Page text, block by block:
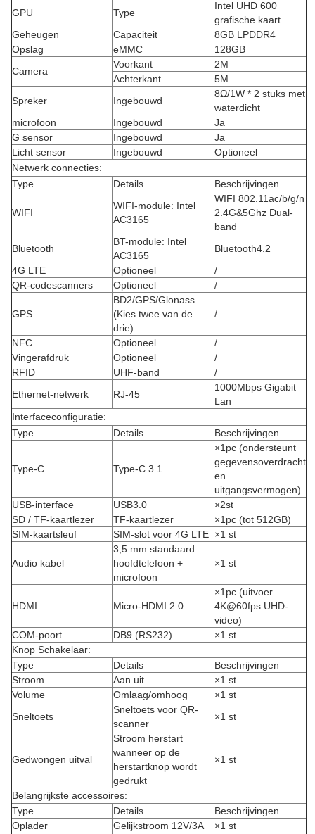
GPU Type
Intel UHD 600
grafische kaart
Geheugen
Capaciteit
8GB LPDDR4
Opslag
eMMC
128GB
Camera
Voorkant
2M
Achterkant
5M
Spreker
Ingebouwd
8Ω/1W * 2 stuks met
waterdicht
microfoon
Ingebouwd
Ja
G sensor
Ingebouwd
Ja
Licht sensor
Ingebouwd
Optioneel
Netwerk connecties:
Type
Details Beschrijvingen
WIFI
WIFI-module: Intel
AC3165
WIFI 802.11ac/b/g/n
2.4G&5Ghz Dual-
band
Bluetooth
BT-module: Intel
AC3165
Bluetooth4.2
4G LTE
Optioneel
/
QR-codescanners
Optioneel /
GPS
BD2/GPS/Glonass
(Kies twee van de
drie)
/
NFC Optioneel
/
Vingerafdruk
Optioneel
/
RFID
UHF-band
/
Ethernet-netwerk
RJ-45
1000Mbps Gigabit
Lan
Interfaceconfiguratie:
Type
Details Beschrijvingen
Type-C Type-C 3.1
×1pc (ondersteunt
gegevensoverdracht
en
uitgangsvermogen)
USB-interface
USB3.0
×2st
SD / TF-kaartlezer
TF-kaartlezer
×1pc (tot 512GB)
SIM-kaartsleuf
SIM-slot voor 4G LTE ×1 st
Audio kabel
3,5 mm standaard
hoofdtelefoon +
microfoon
×1 st
HDMI Micro-HDMI 2.0
×1pc (uitvoer
4K@60fps UHD-
video)
COM-poort
DB9 (RS232)
×1 st
Knop Schakelaar:
Type
Details
Beschrijvingen
Stroom
Aan uit
×1 st
Volume
Omlaag/omhoog
×1 st
Sneltoets
Sneltoets voor QR-
scanner
×1 st
Gedwongen uitval
Stroom herstart
wanneer op de
herstartknop wordt
gedrukt
×1 st
Belangrijkste accessoires:
Type
Details
Beschrijvingen
Oplader
Gelijkstroom 12V/3A
×1 st